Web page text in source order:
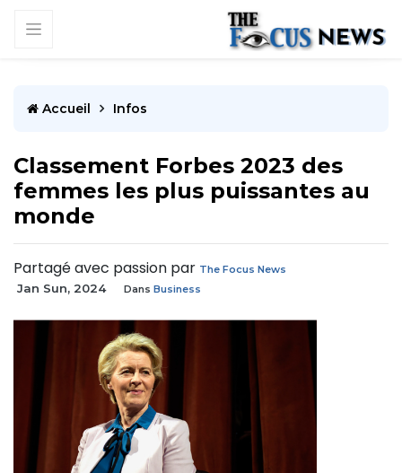
Accueil Infos
Classement Forbes 2023 des
femmes les plus puissantes au
monde
Partagé avec passion par The Focus News
Jan Sun, 2024 Dans Business